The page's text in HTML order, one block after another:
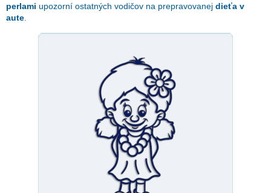
perlami upozorní ostatných vodičov na prepravovanej dieťa v
aute